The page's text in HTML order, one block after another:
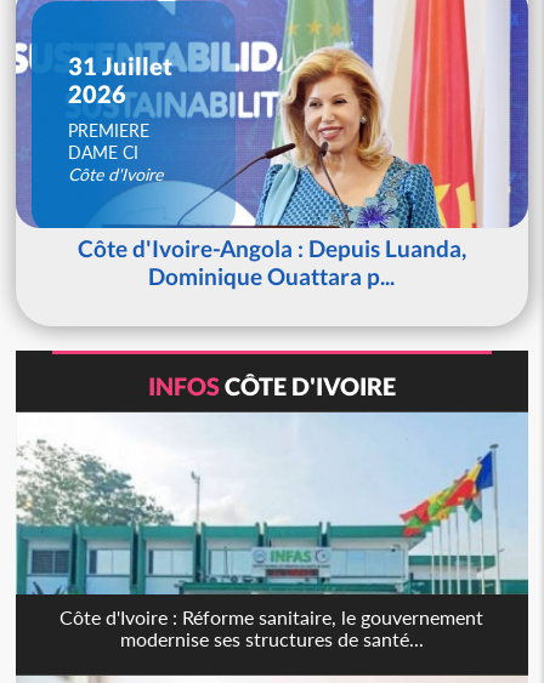
31 Juillet
2026
PREMIERE
DAME CI
Côte d'Ivoire
Côte d'Ivoire-Angola : Depuis Luanda,
Dominique Ouattara p...
INFOSCÔTE D'IVOIRE
Côte d'Ivoire : Réforme sanitaire, le gouvernement
modernise ses structures de santé...